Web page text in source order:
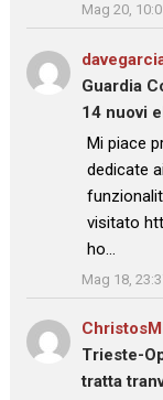
Mag 20,
Guardia
14 nuovi
: “
Mi piace
dedicate
visitato
ho…
”
Mag 18,
Trieste-
tratta